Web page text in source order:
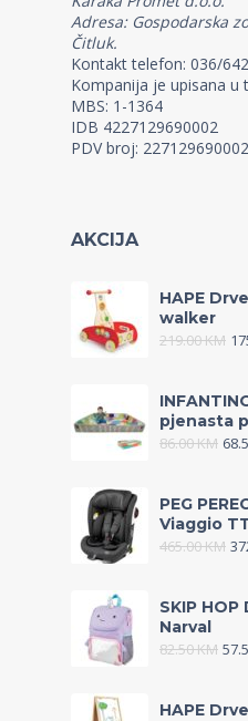
Adresa: Gospodarska
Čitluk.
Kontakt telefon: 036/
Kompanija je upisana u
MBS: 1-1364
IDB 4227129690002
PDV broj: 227129690002
AKCIJA
HAPE
walker
219.00KM
pjenasta
86.00KM
PEG
Viaggio
465.00KM
SKIP HOP
Narval
82.50KM
HAPE